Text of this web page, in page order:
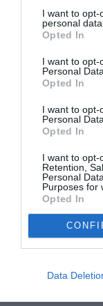
I want to opt-
personal data.
Opted In
I want to opt-
Personal Data.
Opted In
I want to opt-
Personal
Opted In
I want to opt-
Retention,
Personal
Purposes for
Opted In
Data
Φιλμογραφία
The Chicken [鶏]
RYUICHI
Filmography
1983 –
1987 – The
(Academy
1990 –
(Golden Globe
1991 – High
1993 –